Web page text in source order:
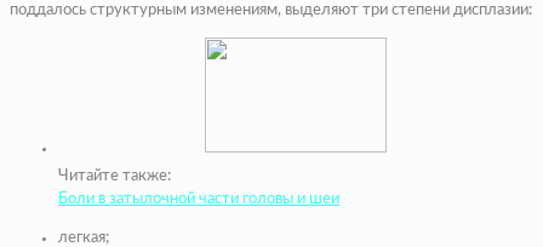
поддалось структурным изменениям, выделяют три степени дисплазии:
Читайте также:
Боли в затылочной части головы и шеи
легкая;